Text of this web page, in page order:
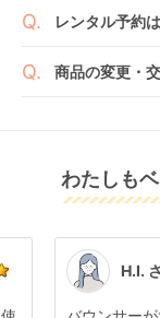
ト コンビ(Combi)
レンタル
円 〜
場合や、
い。
※万が一キ
てお届けし
感はござい
す。
点検清掃に
詳しくはこ
※空港への
レンタル予約
可能ですの
商品の変更・
また、レン
可能です。
い。
わたしも
H.I.